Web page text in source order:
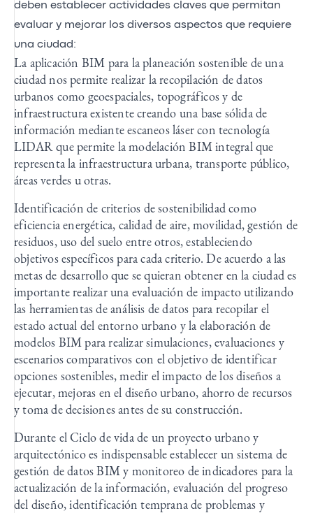
deben establecer actividades claves que permitan
evaluar y mejorar los diversos aspectos que requiere
una ciudad:
La aplicación BIM para la planeación sostenible de una
ciudad nos permite realizar la recopilación de datos
urbanos como geoespaciales, topográficos y de
infraestructura existente creando una base sólida de
información mediante escaneos láser con tecnología
LIDAR que permite la modelación BIM integral que
representa la infraestructura urbana, transporte público,
áreas verdes u otras.
Identificación de criterios de sostenibilidad como
eficiencia energética, calidad de aire, movilidad, gestión de
residuos, uso del suelo entre otros, estableciendo
objetivos específicos para cada criterio. De acuerdo a las
metas de desarrollo que se quieran obtener en la ciudad es
importante realizar una evaluación de impacto utilizando
las herramientas de análisis de datos para recopilar el
estado actual del entorno urbano y la elaboración de
modelos BIM para realizar simulaciones, evaluaciones y
escenarios comparativos con el objetivo de identificar
opciones sostenibles, medir el impacto de los diseños a
ejecutar, mejoras en el diseño urbano, ahorro de recursos
y toma de decisiones antes de su construcción.
Durante el Ciclo de vida de un proyecto urbano y
arquitectónico es indispensable establecer un sistema de
gestión de datos BIM y monitoreo de indicadores para la
actualización de la información, evaluación del progreso
del diseño, identificación temprana de problemas y